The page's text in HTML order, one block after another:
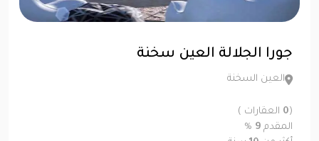
جورا الجلالة العين سخنة
العين السخنة
(
0 العقارات )
المقدم 9
%